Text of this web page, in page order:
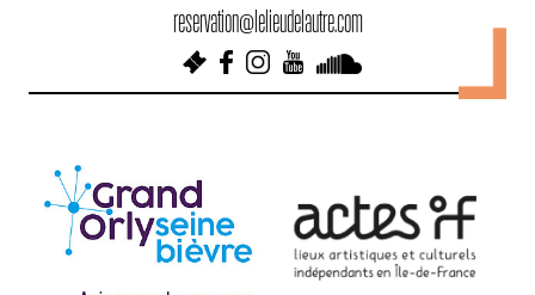
reservation@lelieudelautre.com